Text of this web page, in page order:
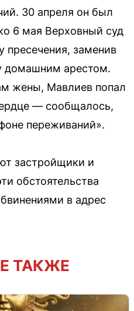
30 апреля он был
6 мая Верховный суд
заменив
домашним арестом.
жены, Мавлиев попал
— сообщалось,
переживаний».
застройщики и
обстоятельства
в адрес
ТАКЖЕ